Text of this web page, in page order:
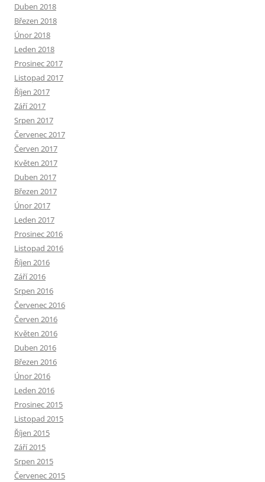
Duben 2018
Březen 2018
Únor 2018
Leden 2018
Prosinec 2017
Listopad 2017
Říjen 2017
Září 2017
Srpen 2017
Červenec 2017
Červen 2017
Květen 2017
Duben 2017
Březen 2017
Únor 2017
Leden 2017
Prosinec 2016
Listopad 2016
Říjen 2016
Září 2016
Srpen 2016
Červenec 2016
Červen 2016
Květen 2016
Duben 2016
Březen 2016
Únor 2016
Leden 2016
Prosinec 2015
Listopad 2015
Říjen 2015
Září 2015
Srpen 2015
Červenec 2015